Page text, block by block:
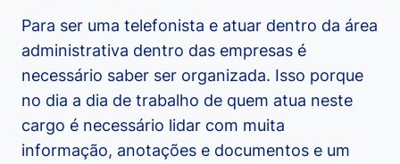
Para ser uma telefonista e atuar dentro da área
administrativa dentro das empresas é
necessário saber ser organizada. Isso porque
no dia a dia de trabalho de quem atua neste
cargo é necessário lidar com muita
informação, anotações e documentos e um